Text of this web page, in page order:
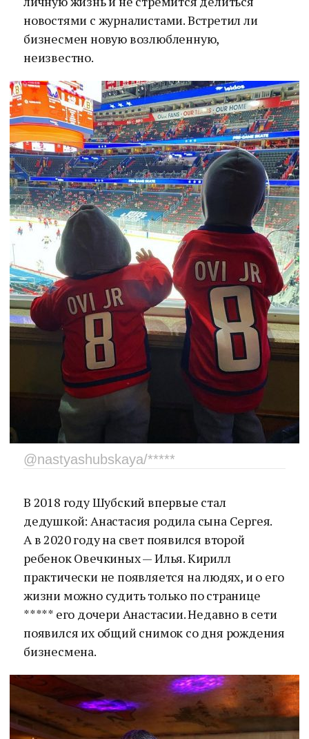
новостями с журналистами. Встретил ли
бизнесмен новую возлюбленную,
неизвестно.
@nastyashubskaya/*****
В 2018 году Шубский впервые стал
дедушкой: Анастасия родила сына Сергея.
А в 2020 году на свет появился второй
ребенок Овечкиных — Илья. Кирилл
практически не появляется на людях, и о его
жизни можно судить только по странице
***** его дочери Анастасии. Недавно в сети
появился их общий снимок со дня рождения
бизнесмена.